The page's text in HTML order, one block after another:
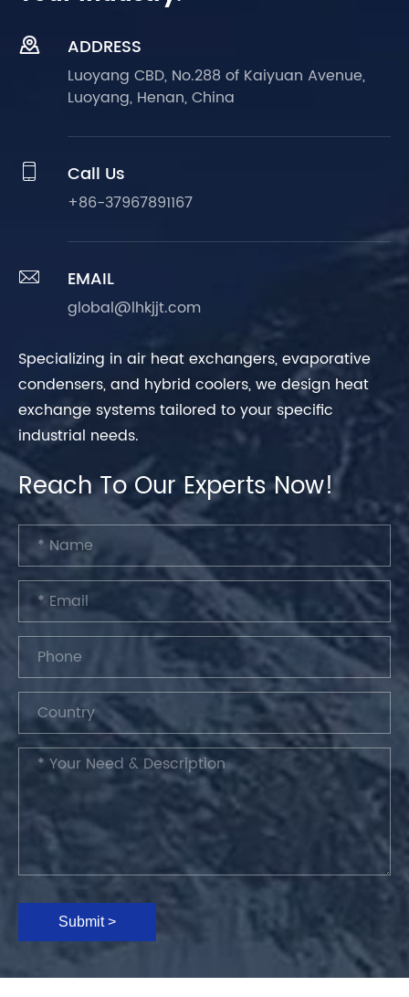
 ADDRESS
Luoyang CBD, No.288 of Kaiyuan Avenue,
Luoyang, Henan, China
 Call Us
+86-37967891167
 EMAIL
global@lhkjjt.com
Specializing in air heat exchangers, evaporative
condensers, and hybrid coolers, we design heat
exchange systems tailored to your specific
industrial needs.
Reach To Our Experts Now!
Submit >